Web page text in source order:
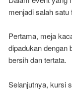
menjadi salah satu
Pertama, meja
dipadukan dengan
bersih dan tertata.
Selanjutnya, kursi